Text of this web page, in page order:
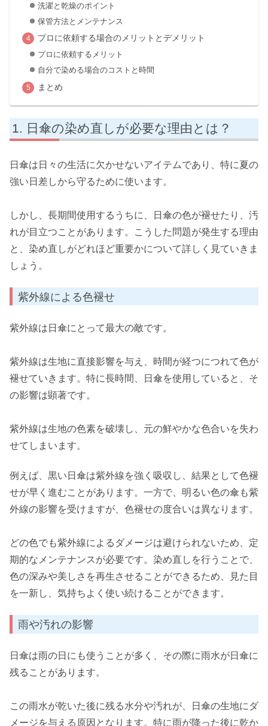
洗濯と乾燥のポイント
保管方法とメンテナンス
プロに依頼する場合のメリットとデメリット
プロに依頼するメリット
自分で染める場合のコストと時間
まとめ
日傘の染め直しが必要な理由とは？
日傘は日々の生活に欠かせないアイテムであり、特に夏の
強い日差しから守るために使います。
しかし、長期間使用するうちに、日傘の色が褪せたり、汚
れが目立つことがあります。こうした問題が発生する理由
と、染め直しがどれほど重要かについて詳しく見ていきま
しょう。
紫外線による色褪せ
紫外線は日傘にとって最大の敵です。
紫外線は生地に直接影響を与え、時間が経つにつれて色が
褪せていきます。特に長時間、日傘を使用していると、そ
の影響は顕著です。
紫外線は生地の色素を破壊し、元の鮮やかな色合いを失わ
せてしまいます。
例えば、黒い日傘は紫外線を強く吸収し、結果として色褪
せが早く進むことがあります。一方で、明るい色の傘も紫
外線の影響を受けますが、色褪せの度合いは異なります。
どの色でも紫外線によるダメージは避けられないため、定
期的なメンテナンスが必要です。染め直しを行うことで、
色の深みや美しさを再生させることができるため、見た目
を一新し、気持ちよく使い続けることができます。
雨や汚れの影響
日傘は雨の日にも使うことが多く、その際に雨水が日傘に
残ることがあります。
この雨水が乾いた後に残る水分や汚れが、日傘の生地にダ
メージを与える原因となります。特に雨が降った後に乾か